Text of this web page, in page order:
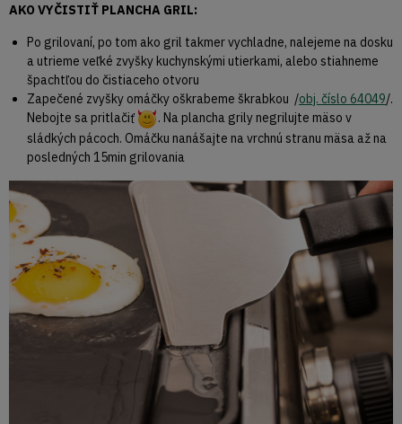
AKO VYČISTIŤ PLANCHA GRIL:
Po grilovaní, po tom ako gril takmer vychladne, nalejeme na dosku
a utrieme veľké zvyšky kuchynskými utierkami, alebo stiahneme
špachtľou do čistiaceho otvoru
Zapečené zvyšky omáčky oškrabeme škrabkou /obj. číslo 64049/.
Nebojte sa pritlačiť
. Na plancha grily negrilujte mäso v
sládkých pácoch. Omáčku nanášajte na vrchnú stranu mäsa až na
posledných 15min grilovania